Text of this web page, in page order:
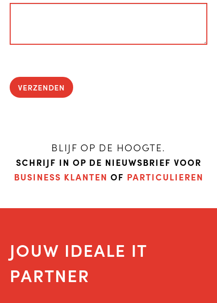
VERZENDEN
BLIJF OP DE HOOGTE.
SCHRIJF IN OP DE NIEUWSBRIEF VOOR
BUSINESS KLANTEN OF PARTICULIEREN
JOUW IDEALE IT
PARTNER